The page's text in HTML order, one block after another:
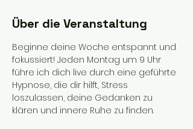
Über die Veranstaltung
Beginne deine Woche entspannt und
fokussiert! Jeden Montag um 9 Uhr
führe ich dich live durch eine geführte
Hypnose, die dir hilft, Stress
loszulassen, deine Gedanken zu
klären und innere Ruhe zu finden.